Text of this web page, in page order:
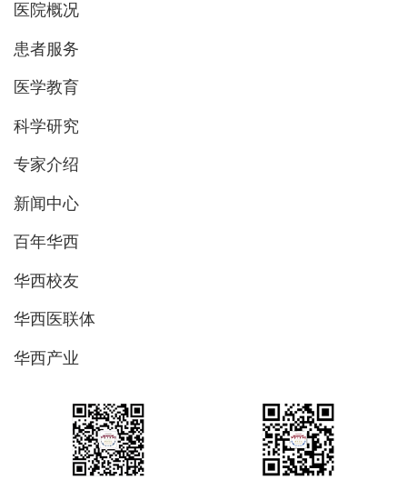
医院概况
患者服务
医学教育
科学研究
专家介绍
新闻中心
百年华西
华西校友
华西医联体
华西产业